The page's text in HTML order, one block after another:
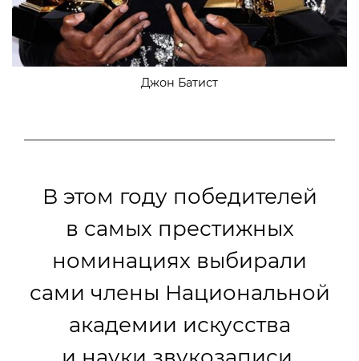
Джон Батист
В этом году победителей
в самых престижных
номинациях выбирали
сами члены Национальной
академии искусства